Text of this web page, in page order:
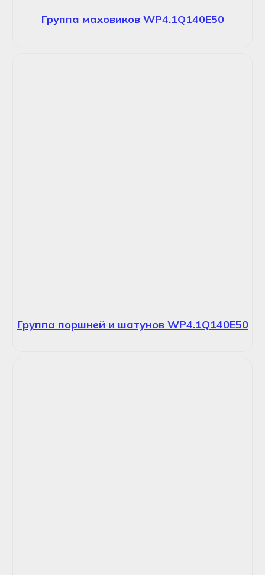
Группа маховиков WP4.1Q140E50
Группа поршней и шатунов WP4.1Q140E50